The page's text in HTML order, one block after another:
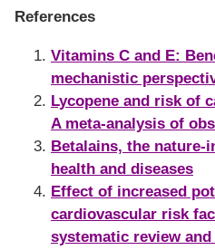
References
Vitamins C and E:
mechanistic
Lycopene and risk of
A meta-analysis of
Betalains, the nature-
health and diseases
Effect of increased
cardiovascular risk
systematic review